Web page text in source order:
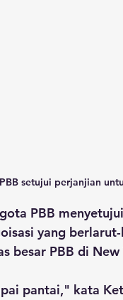
setujui perjanjian
PBB
yang
besar PBB di
pantai," kata